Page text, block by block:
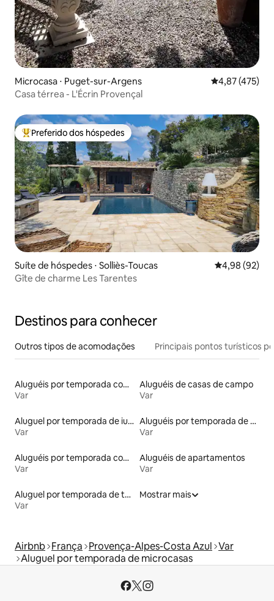
Microcasa ⋅ Puget-sur-Argens 4,87 de uma
4,87 (475)
Casa térrea - L'Écrin Provençal
Entre os melhores preferidos dos hóspedes
Preferido dos hóspedes
Suíte de hóspedes ⋅ Solliès-Toucas 4,98 de uma
4,98 (92)
Gîte de charme Les Tarentes
Destinos para conhecer
Outros tipos de acomodações Principais pontos turísticos
Aluguéis por temporada com cama de altura acessível
Var
Aluguéis de casas de campo
Var
Aluguel por temporada de iurtas
Var
Aluguéis por temporada de acomodações de luxo
Var
Aluguéis por temporada com acesso ao lago
Var
Aluguéis de apartamentos
Var
Aluguel por temporada de tendas
Var
Mostrar mais
Airbnb França Provença-Alpes-Costa Azul Var
Aluguel por temporada de microcasas